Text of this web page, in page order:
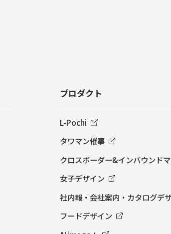
プロダクト
L-Pochi
タワマン催事
クロスボーダー&インバウンド
女子デザイン
社内報・会社案内・カタログデ
フードデザイン